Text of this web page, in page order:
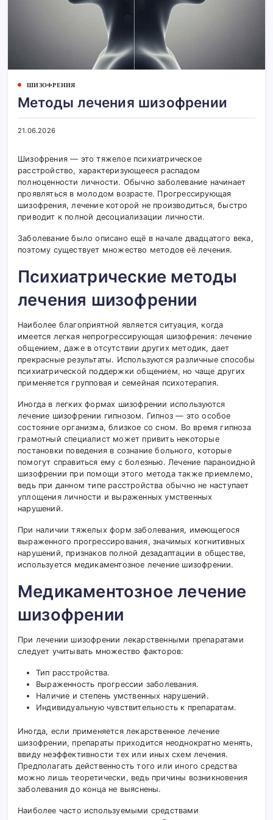
ШИЗОФРЕНИЯ
Методы лечения шизофрении
21.06.2026
Шизофрения — это тяжелое психиатрическое
расстройство, характеризующееся распадом
полноценности личности. Обычно заболевание начинает
проявляться в молодом возрасте. Прогрессирующая
шизофрения, лечение которой не производиться, быстро
приводит к полной десоциализации личности.
Заболевание было описано ещё в начале двадцатого века,
поэтому существует множество методов её лечения.
Психиатрические методы
лечения шизофрении
Наиболее благоприятной является ситуация, когда
имеется легкая непрогрессирующая шизофрения: лечение
общением, даже в отсутствии других методик, дает
прекрасные результаты. Используются различные способы
психиатрической поддержки общением, но чаще других
применяется групповая и семейная психотерапия.
Иногда в легких формах шизофрении используются
лечение шизофрении гипнозом. Гипноз — это особое
состояние организма, близкое со сном. Во время гипноза
грамотный специалист может привить некоторые
постановки поведения в сознание больного, которые
помогут справиться ему с болезнью. Лечение параноидной
шизофрении при помощи этого метода также приемлемо,
ведь при данном типе расстройства обычно не наступает
уплощения личности и выраженных умственных
нарушений.
При наличии тяжелых форм заболевания, имеющегося
выраженного прогрессирования, значимых когнитивных
нарушений, признаков полной дезадаптации в обществе,
используется медикаментозное лечение шизофрении.
Медикаментозное лечение
шизофрении
При лечении шизофрении лекарственными препаратами
следует учитывать множество факторов:
Тип расстройства.
Выраженность прогрессии заболевания.
Наличие и степень умственных нарушений.
Индивидуальную чувствительность к препаратам.
Иногда, если применяется лекарственное лечение
шизофрении, препараты приходится неоднократно менять,
ввиду неэффективности тех или иных схем лечения.
Предполагать действенность того или иного средства
можно лишь теоретически, ведь причины возникновения
заболевания до конца не выяснены.
Наиболее часто используемыми средствами